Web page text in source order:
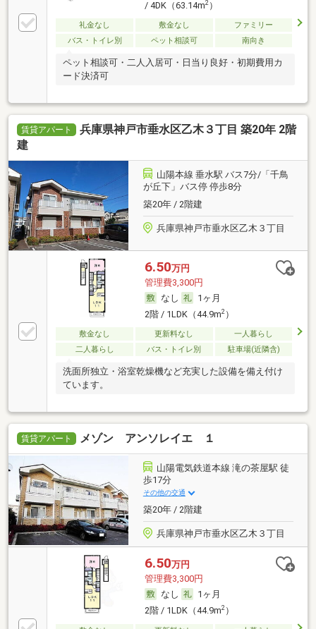
/ 4DK（63.14m2）
礼金なし 敷金なし
ファミリー
バス・トイレ別
ペット相談可 南向き
ペット相談可・二人入居可・日当り良好・初期費用カ
ード決済可
賃貸アパート
兵庫県神戸市垂水区乙木３丁目 築20年 2階
建
山陽本線 垂水駅 バス7分/「千鳥
が丘下」バス停 停歩8分
築20年 / 2階建
兵庫県神戸市垂水区乙木３丁目
6.50万円
管理費3,300円
なし
1ヶ月
2階 / 1LDK（44.9m2）
敷金なし 更新料なし
一人暮らし
二人暮らし
バス・トイレ別 駐車場(近隣含)
洗面所独立・浴室乾燥機など充実した設備を備え付け
ています。
賃貸アパート メゾン アンソレイエ １
山陽電気鉄道本線 滝の茶屋駅 徒
歩17分
その他の交通
築20年 / 2階建
兵庫県神戸市垂水区乙木３丁目
6.50万円
管理費3,300円
なし
1ヶ月
2階 / 1LDK（44.9m2）